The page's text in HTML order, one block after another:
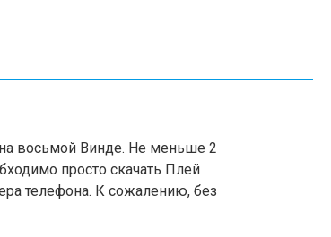
восьмой Винде. Не меньше 2
просто скачать Плей
телефона. К сожалению, без